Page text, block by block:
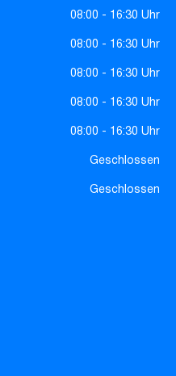
08:00 - 16:30 Uhr
08:00 - 16:30 Uhr
08:00 - 16:30 Uhr
08:00 - 16:30 Uhr
08:00 - 16:30 Uhr
Geschlossen
Geschlossen